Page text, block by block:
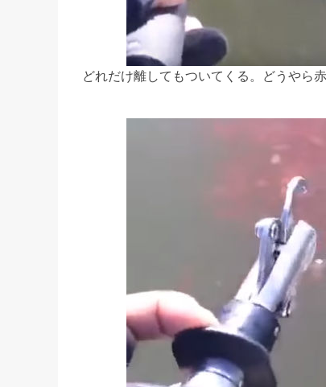
どれだけ離してもついてくる。どうやら